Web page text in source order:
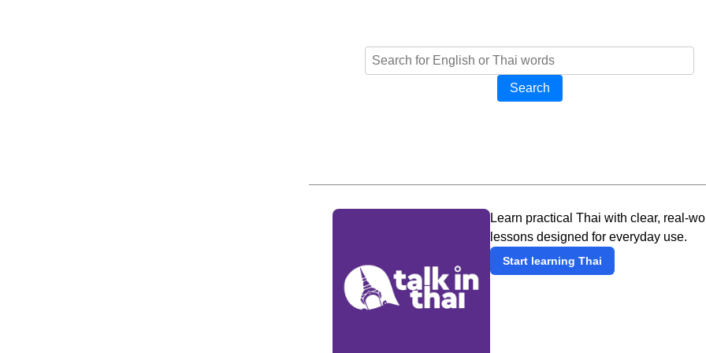
Search
Learn practical Thai with clear, real-
lessons designed for everyday use.
Start learning Thai